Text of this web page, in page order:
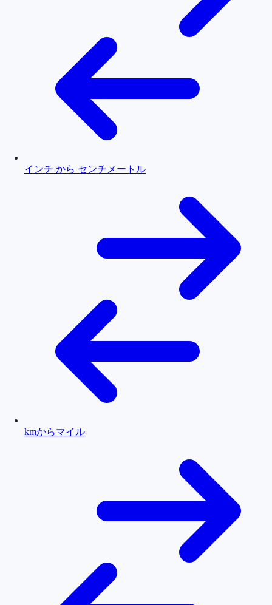
インチ から センチメートル
kmからマイル